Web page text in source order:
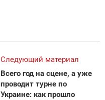
Следующий материал
Всего год на сцене, а уже
проводит турне по
Украине: как прошло